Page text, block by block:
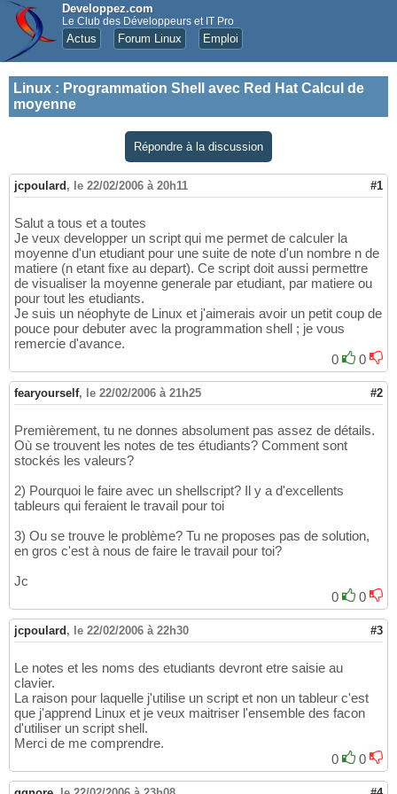
Developpez.com
Le Club des Développeurs et IT Pro
Actus Forum Linux Emploi
Linux : Programmation Shell avec Red Hat Calcul de
moyenne
Répondre à la discussion
jcpoulard , le 22/02/2006 à 20h11 #1
Salut a tous et a toutes
Je veux developper un script qui me permet de calculer la
moyenne d'un etudiant pour une suite de note d'un nombre n de
matiere (n etant fixe au depart). Ce script doit aussi permettre
de visualiser la moyenne generale par etudiant, par matiere ou
pour tout les etudiants.
Je suis un néophyte de Linux et j'aimerais avoir un petit coup de
pouce pour debuter avec la programmation shell ; je vous
remercie d'avance.
0
0
fearyourself, le 22/02/2006 à 21h25 #2
Premièrement, tu ne donnes absolument pas assez de détails.
Où se trouvent les notes de tes étudiants? Comment sont
stockés les valeurs?
2) Pourquoi le faire avec un shellscript? Il y a d'excellents
tableurs qui feraient le travail pour toi
3) Ou se trouve le problème? Tu ne proposes pas de solution,
en gros c'est à nous de faire le travail pour toi?
Jc
0
0
jcpoulard , le 22/02/2006 à 22h30 #3
Le notes et les noms des etudiants devront etre saisie au
clavier.
La raison pour laquelle j'utilise un script et non un tableur c'est
que j'apprend Linux et je veux maitriser l'ensemble des facon
d'utiliser un script shell.
Merci de me comprendre.
0
0